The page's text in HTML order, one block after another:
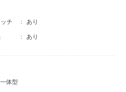
チ
あり
あり
体型